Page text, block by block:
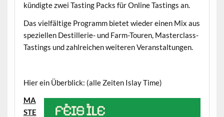
kündigte zwei Tasting Packs für Online Tastings an.
Das vielfältige Programm bietet wieder einen Mix aus
speziellen Destillerie- und Farm-Touren, Masterclass-
Tastings und zahlreichen weiteren Veranstaltungen.
Hier ein Überblick: (alle Zeiten Islay Time)
MA
STE